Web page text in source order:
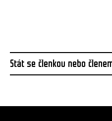
Stát se členkou nebo